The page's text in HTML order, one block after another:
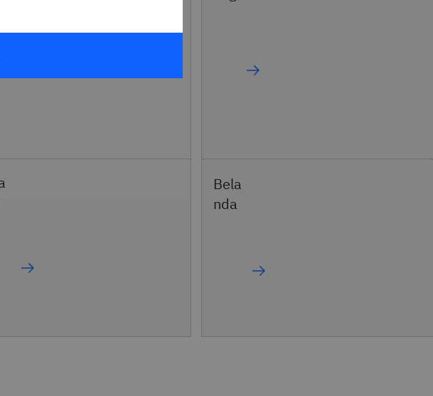
Bela
nda